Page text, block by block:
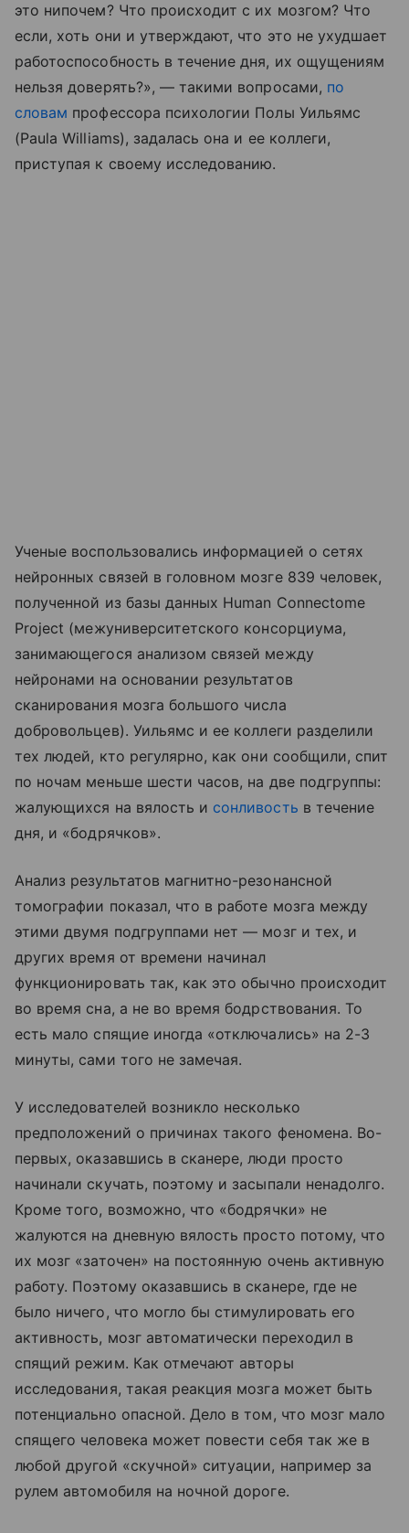
это нипочем? Что происходит с их мозгом? Что
если, хоть они и утверждают, что это не ухудшает
работоспособность в течение дня, их ощущениям
нельзя доверять?», — такими вопросами, по
словам профессора психологии Полы Уильямс
(Paula Williams), задалась она и ее коллеги,
приступая к своему исследованию.
Ученые воспользовались информацией о сетях
нейронных связей в головном мозге 839 человек,
полученной из базы данных Human Connectome
Project (межуниверситетского консорциума,
занимающегося анализом связей между
нейронами на основании результатов
сканирования мозга большого числа
добровольцев). Уильямс и ее коллеги разделили
тех людей, кто регулярно, как они сообщили, спит
по ночам меньше шести часов, на две подгруппы:
жалующихся на вялость и сонливость в течение
дня, и «бодрячков».
Анализ результатов магнитно-резонансной
томографии показал, что в работе мозга между
этими двумя подгруппами нет — мозг и тех, и
других время от времени начинал
функционировать так, как это обычно происходит
во время сна, а не во время бодрствования. То
есть мало спящие иногда «отключались» на 2-3
минуты, сами того не замечая.
У исследователей возникло несколько
предположений о причинах такого феномена. Во-
первых, оказавшись в сканере, люди просто
начинали скучать, поэтому и засыпали ненадолго.
Кроме того, возможно, что «бодрячки» не
жалуются на дневную вялость просто потому, что
их мозг «заточен» на постоянную очень активную
работу. Поэтому оказавшись в сканере, где не
было ничего, что могло бы стимулировать его
активность, мозг автоматически переходил в
спящий режим. Как отмечают авторы
исследования, такая реакция мозга может быть
потенциально опасной. Дело в том, что мозг мало
спящего человека может повести себя так же в
любой другой «скучной» ситуации, например за
рулем автомобиля на ночной дороге.